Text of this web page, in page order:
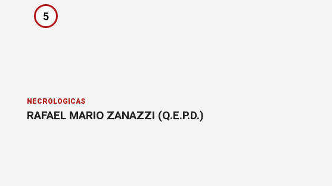
5
NECROLÓGICAS
RAFAEL MARIO ZANAZZI (Q.E.P.D.)